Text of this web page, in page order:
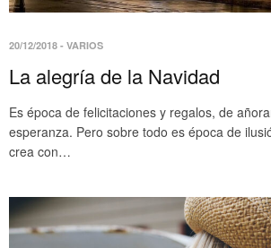
20/12/2018 - VARIOS
La alegría de la Navidad
Es época de felicitaciones y regalos, de
esperanza. Pero sobre todo es época de
crea con…